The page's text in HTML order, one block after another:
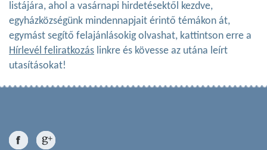
listájára, ahol a vasárnapi hirdetésektől kezdve,
egyházközségünk mindennapjait érintő témákon át,
egymást segítő felajánlásokig olvashat, kattintson erre a
Hírlevél feliratkozás linkre és kövesse az utána leírt
utasításokat!